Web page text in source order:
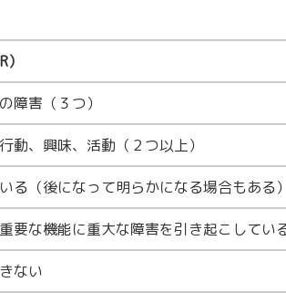
）
障害（３つ）
動、興味、活動（２つ以上）
る（後になって明らかになる場合もある）
要な機能に重大な障害を引き起こしてい
ない